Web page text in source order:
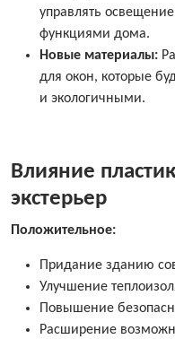
управлять
функциями дома.
Новые материалы:
для окон, которые
и экологичными.
Влияние
экстерьер
Положительное:
Придание зданию
Улучшение
Повышение
Расширение